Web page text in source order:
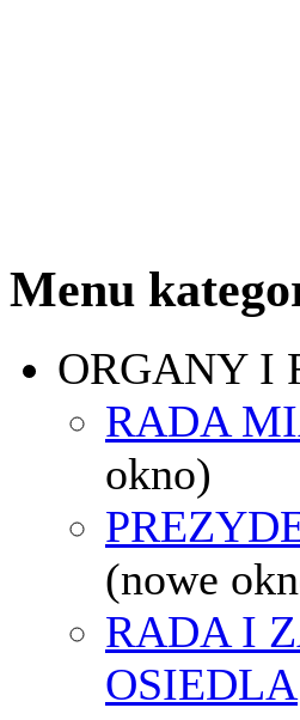
Menu
ORGANY I
RADA
okno)
(nowe
RADA I
OSIEDLA